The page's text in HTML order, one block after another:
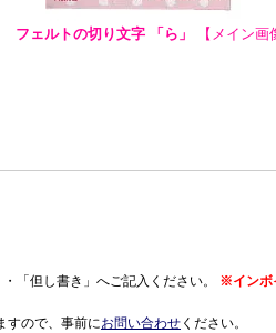
フェルトの切り文字 「ら」 【メイン画
「但し書き」へご記入ください。 ※インボ
すので、事前にお問い合わせ ください。